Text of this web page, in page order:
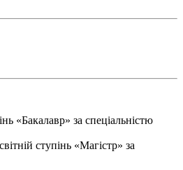
«Бакалавр» за спеціальністю
ступінь «Магістр» за